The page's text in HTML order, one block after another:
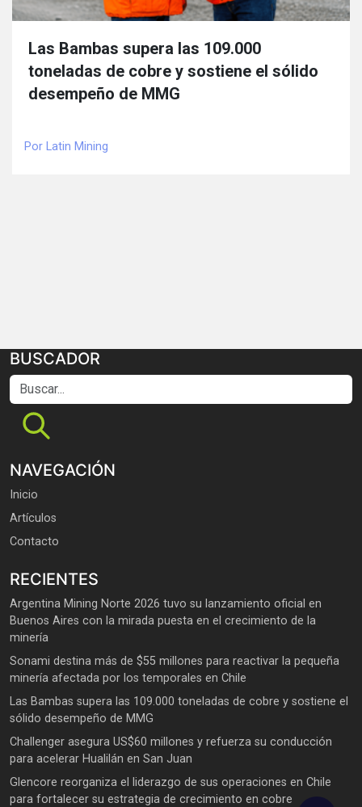
Las Bambas supera las 109.000
toneladas de cobre y sostiene el sólido
desempeño de MMG
Por Latin Mining
BUSCADOR
Buscar...
NAVEGACIÓN
Inicio
Artículos
Contacto
RECIENTES
Argentina Mining Norte 2026 tuvo su lanzamiento oficial en
Buenos Aires con la mirada puesta en el crecimiento de la
minería
Sonami destina más de $55 millones para reactivar la pequeña
minería afectada por los temporales en Chile
Las Bambas supera las 109.000 toneladas de cobre y sostiene el
sólido desempeño de MMG
Challenger asegura US$60 millones y refuerza su conducción
para acelerar Hualilán en San Juan
Glencore reorganiza el liderazgo de sus operaciones en Chile
para fortalecer su estrategia de crecimiento en cobre